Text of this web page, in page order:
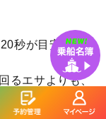
秒が目安だ。
るエサよりも、
を好む傾向があ
らいかにゼロテ